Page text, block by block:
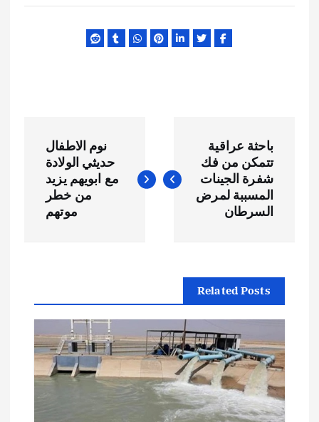
ص
م
ق
باحثة عراقية
تتمكن من فك
شفرة الجينات
المسببة لمرض
السرطان
نوم الاطفال
حديثي الولادة
مع ابويهم يزيد
من خطر
موتهم
Related Posts